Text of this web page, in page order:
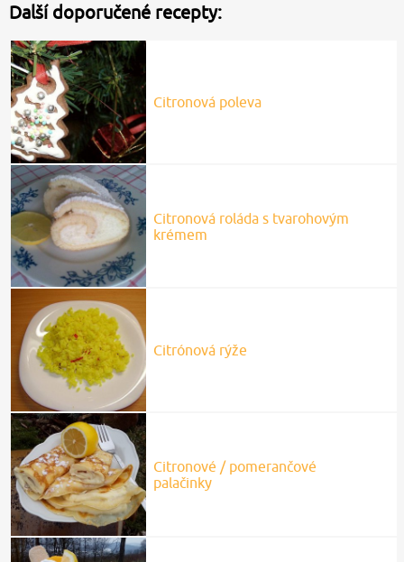
Další doporučené recepty:
Citronová poleva
Citronová roláda s tvarohovým
krémem
Citrónová rýže
Citronové / pomerančové
palačinky